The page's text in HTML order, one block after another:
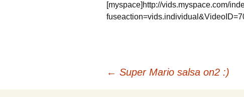
[myspace]http://vids.myspace.com/
Навигация
← Super Mario salsa on2 :)